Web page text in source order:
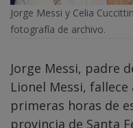
Jorge Messi y Celia
fotografía de archivo.
Jorge Messi, padre
Lionel Messi,
primeras horas de
provincia de Santa